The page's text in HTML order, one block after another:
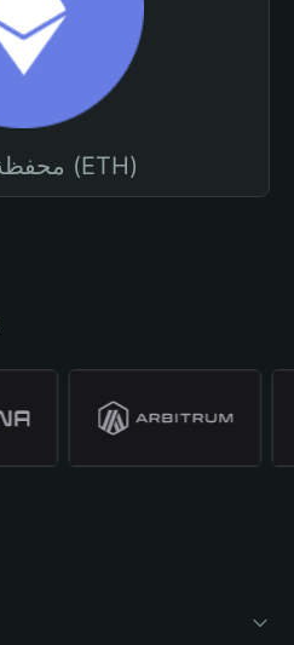
محفظة إيثيريوم (ETH)